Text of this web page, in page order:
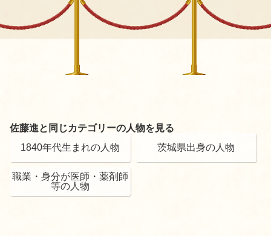
佐藤進と同じカテゴリーの人物を見る
1840年代生まれの人物
茨城県出身の人物
職業・身分が医師・薬剤師
等の人物